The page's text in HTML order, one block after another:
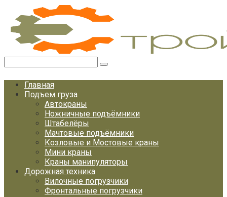
Перейти
контенту
Главная
Подъем груза
Автокраны
Ножничные подъёмники
Штабелёры
Мачтовые подъёмники
Козловые и Мостовые краны
Мини краны
Краны манипуляторы
Дорожная техника
Вилочные погрузчики
Фронтальные погрузчики